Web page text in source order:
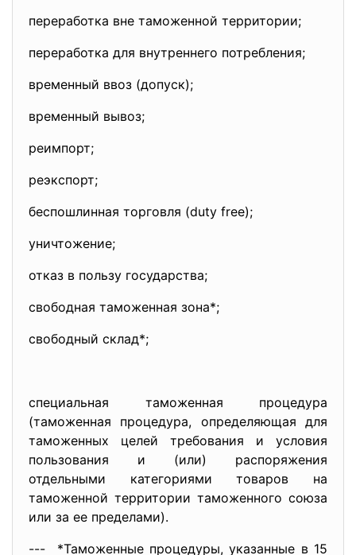
переработка вне таможенной территории;
переработка для внутреннего потребления;
временный ввоз (допуск);
временный вывоз;
реимпорт;
реэкспорт;
беспошлинная торговля (duty free);
уничтожение;
отказ в пользу государства;
свободная таможенная зона*;
свободный склад*;
специальная таможенная процедура
(таможенная процедура, определяющая для
таможенных целей требования и условия
пользования и (или) распоряжения
отдельными категориями товаров на
таможенной территории таможенного союза
или за ее пределами).
--- *Таможенные процедуры, указанные в 15